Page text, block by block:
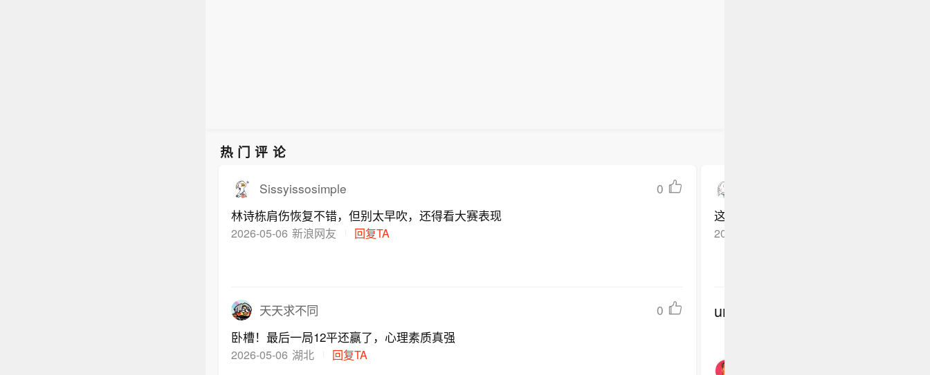
热门评论
Sissyissosimple
0
林诗栋肩伤恢复不错，但别太早吹，还得看大赛表现
2026-05-06 新浪网友 回复TA
天天求不同
0
卧槽！最后一局12平还赢了，心理素质真强
2026-05-06 湖北 回复TA
这波操作牛逼，感觉未来能扛大旗，不愧
2026-05-06
undefined